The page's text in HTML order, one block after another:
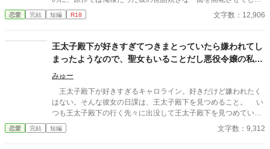
い、居心地の良い彼のそばを離れるのが辛くなってしまう。 なら
ば彼の代わりに男友達を作ろうと画策するがーー
恋愛 完結 短編 R18 文字数：12,906
王太子殿下が好きすぎてつきまとっていたら嫌われてし
まったようなので、聖女もいることだし悪役令嬢の私は
退散することにしました。
みゅー
王太子殿下が好きすぎるキャロライン。好きだけど嫌われたく
はない。そんな彼女の日課は、王太子殿下を見つめること。 い
つも王太子殿下の行く先々に出没して王太子殿下を見つめていた
が、ついにそんな生活が終わるときが来る。 聖女が現れたの
だ。そして、さらにショックなことに、自分が乙女ゲームの世界
恋愛 完結 短編 文字数：9,312